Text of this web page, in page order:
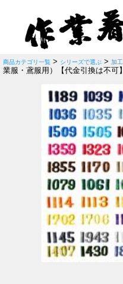
商品カテゴリ一覧 > シリーズで選ぶ > 加工
業服・鳶服用）【代金引換は不可】